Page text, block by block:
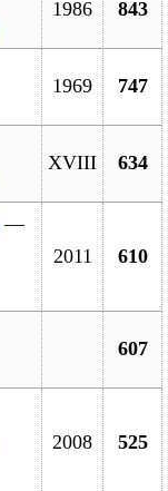
1986 843
1969 747
XVIII 634
—
2011 610
607
2008 525